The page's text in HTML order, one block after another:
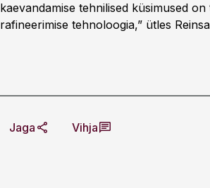
kaevandamise tehnilised küsimused
rafineerimise tehnoloogia,” ütles
Jaga Vihja